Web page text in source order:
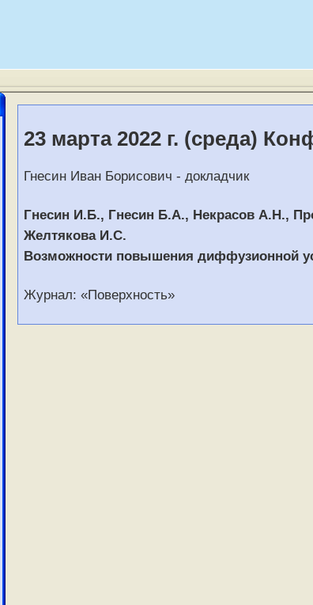
23 марта 2022 г. (среда)
Гнесин Иван Борисович - докладчик
Гнесин И.Б., Гнесин Б.А., Некрасов А.Н.,
Желтякова И.С.
Возможности повышения диффузионной
Журнал: «Поверхность»